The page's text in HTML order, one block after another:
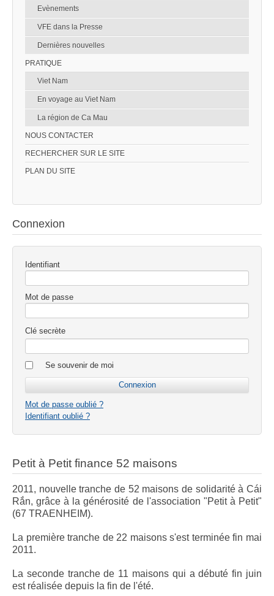
Evènements
VFE dans la Presse
Dernières nouvelles
PRATIQUE
Viet Nam
En voyage au Viet Nam
La région de Ca Mau
NOUS CONTACTER
RECHERCHER SUR LE SITE
PLAN DU SITE
Connexion
Identifiant
Mot de passe
Clé secrète
Se souvenir de moi
Mot de passe oublié ?
Identifiant oublié ?
Petit à Petit finance 52 maisons
2011, nouvelle tranche de 52 maisons de solidarité à Cái
Rắn, grâce à la générosité de l'association "Petit à Petit"
(67 TRAENHEIM).
La première tranche de 22 maisons s'est terminée fin mai
2011.
La seconde tranche de 11 maisons qui a débuté fin juin
est réalisée depuis la fin de l'été.